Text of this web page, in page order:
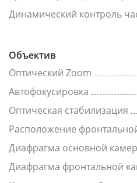
Динамический контроль
Объектив
Оптический Zoom
Автофокусировка
Оптическая стабилизация
Расположение
Диафрагма основной
Диафрагма фронтальной